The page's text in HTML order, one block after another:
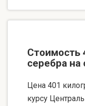
Стоимость
серебра на
Цена 401
курсу